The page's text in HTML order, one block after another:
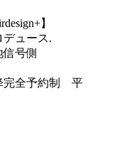
】
ュース.
号側
完全予約制 平